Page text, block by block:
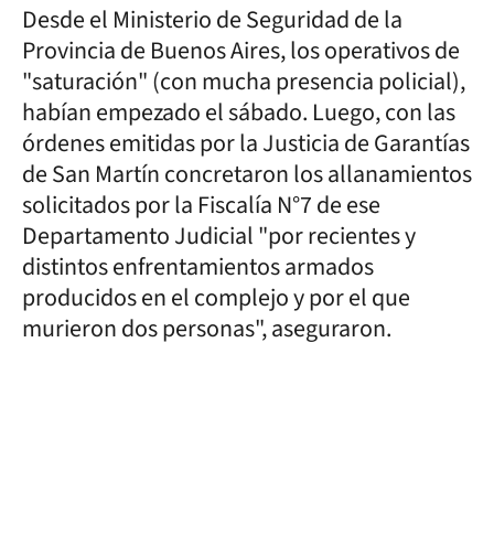
Desde el Ministerio de Seguridad de la
Provincia de Buenos Aires, los operativos de
"saturación" (con mucha presencia policial),
habían empezado el sábado. Luego, con las
órdenes emitidas por la Justicia de Garantías
de San Martín concretaron los allanamientos
solicitados por la Fiscalía N°7 de ese
Departamento Judicial "por recientes y
distintos enfrentamientos armados
producidos en el complejo y por el que
murieron dos personas", aseguraron.